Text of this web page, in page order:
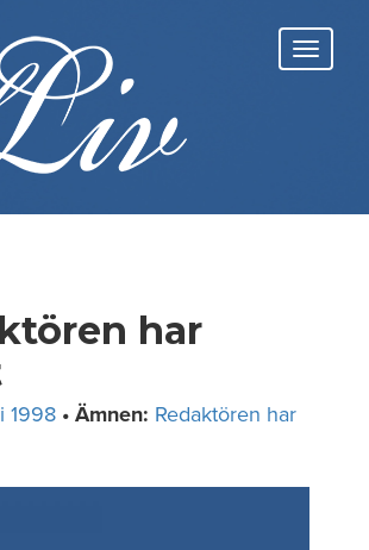
har
1998 • Ämnen: Redaktören har